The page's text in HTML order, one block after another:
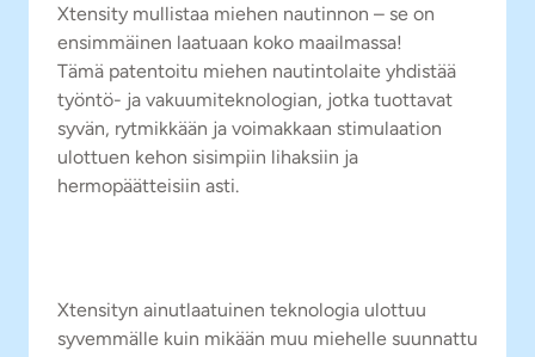
Xtensity mullistaa miehen nautinnon – se on
ensimmäinen laatuaan koko maailmassa!
Tämä patentoitu miehen nautintolaite yhdistää
työntö- ja vakuumiteknologian, jotka tuottavat
syvän, rytmikkään ja voimakkaan stimulaation
ulottuen kehon sisimpiin lihaksiin ja
hermopäätteisiin asti.
Xtensityn ainutlaatuinen teknologia ulottuu
syvemmälle kuin mikään muu miehelle suunnattu